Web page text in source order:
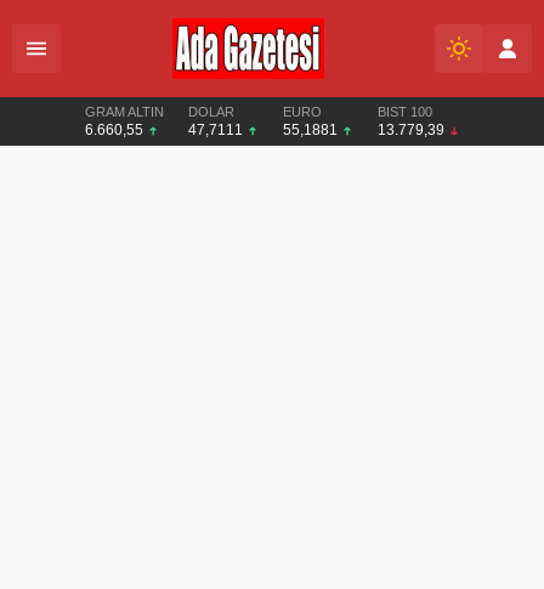
GRAM ALTIN
6.660,55
DOLAR
47,7111
EURO
55,1881
BIST 100
13.779,39